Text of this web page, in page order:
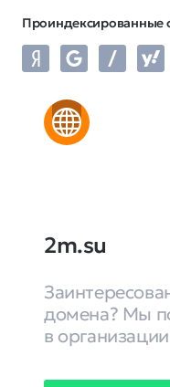
Проиндексированные
2m.su
домена? Мы
в